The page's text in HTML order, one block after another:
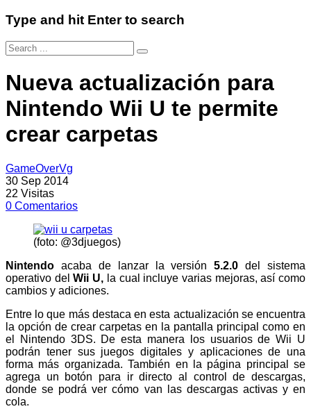
Type and hit Enter to search
Nueva actualización para
Nintendo Wii U te permite
crear carpetas
GameOverVg
30 Sep 2014
22 Visitas
0 Comentarios
(foto: @3djuegos)
Nintendo acaba de lanzar la versión5.2.0 del sistema
operativo delWii U, la cual incluye varias mejoras, así como
cambios y adiciones.
Entre lo que más destaca en esta actualización se encuentra
la opción de crear carpetas en la pantalla principal como en
el Nintendo 3DS. De esta manera los usuarios de Wii U
podrán tener sus juegos digitales y aplicaciones de una
forma más organizada. También en la página principal se
agrega un botón para ir directo al control de descargas,
donde se podrá ver cómo van las descargas activas y en
cola.